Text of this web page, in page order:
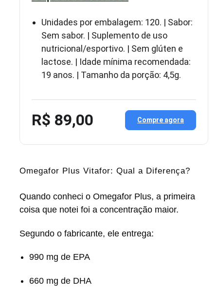
Unidades por embalagem: 120. | Sabor:
Sem sabor. | Suplemento de uso
nutricional/esportivo. | Sem glúten e
lactose. | Idade mínima recomendada:
19 anos. | Tamanho da porção: 4,5g.
R$ 89,00 Compre agora
Omegafor Plus Vitafor: Qual a Diferença?
Quando conheci o Omegafor Plus, a primeira
coisa que notei foi a concentração maior.
Segundo o fabricante, ele entrega:
990 mg de EPA
660 mg de DHA